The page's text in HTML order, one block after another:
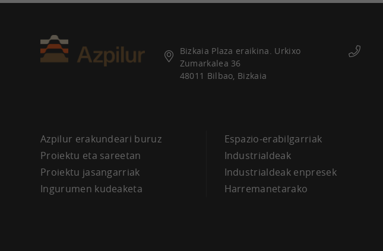
Bizkaia Plaza eraikina. Urkixo
Zumarkalea 36
48011 Bilbao, Bizkaia
Azpilur erakundeari buruz
Proiektu eta sareetan
Proiektu jasangarriak
Ingurumen kudeaketa
Espazio-erabilgarriak
Industrialdeak
Industrialdeak enpresek
Harremanetarako